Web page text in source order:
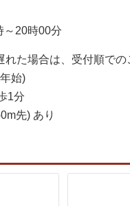
～20時00分
た場合は、受付順での
始)
1分
先) あり